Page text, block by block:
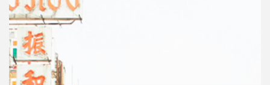
เพล
ย์
ลิ
สต์
ของ
คุณ